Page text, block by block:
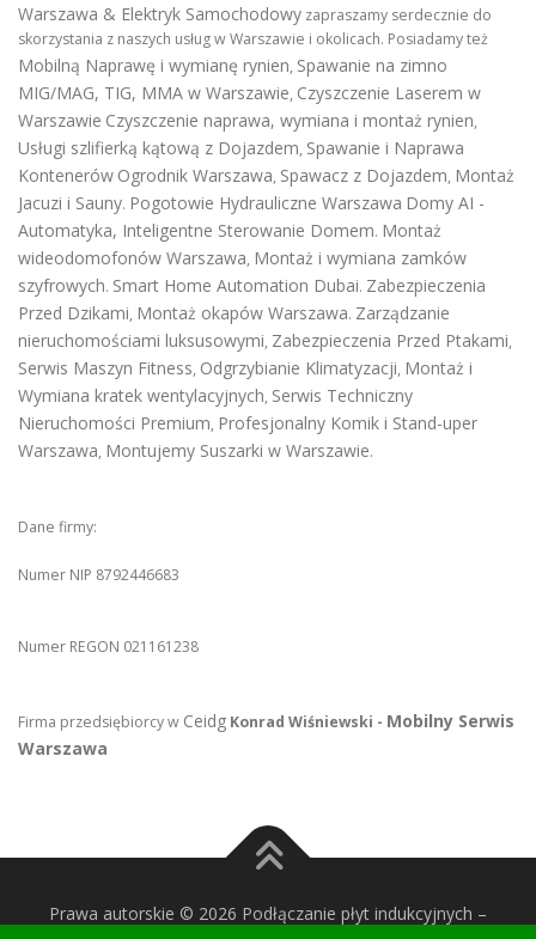
Warszawa & Elektryk Samochodowy zapraszamy serdecznie do
skorzystania z naszych usług w Warszawie i okolicach. Posiadamy też
Mobilną Naprawę i wymianę rynien, Spawanie na zimno
MIG/MAG, TIG, MMA w Warszawie, Czyszczenie Laserem w
Warszawie Czyszczenie naprawa, wymiana i montaż rynien,
Usługi szlifierką kątową z Dojazdem, Spawanie i Naprawa
Kontenerów Ogrodnik Warszawa, Spawacz z Dojazdem, Montaż
Jacuzi i Sauny. Pogotowie Hydrauliczne Warszawa Domy AI -
Automatyka, Inteligentne Sterowanie Domem. Montaż
wideodomofonów Warszawa, Montaż i wymiana zamków
szyfrowych. Smart Home Automation Dubai. Zabezpieczenia
Przed Dzikami, Montaż okapów Warszawa. Zarządzanie
nieruchomościami luksusowymi, Zabezpieczenia Przed Ptakami,
Serwis Maszyn Fitness, Odgrzybianie Klimatyzacji, Montaż i
Wymiana kratek wentylacyjnych, Serwis Techniczny
Nieruchomości Premium, Profesjonalny Komik i Stand-uper
Warszawa, Montujemy Suszarki w Warszawie.
Dane firmy:
Numer NIP 8792446683
Numer REGON 021161238
Firma przedsiębiorcy w Ceidg Konrad Wiśniewski - Mobilny Serwis
Warszawa
Prawa autorskie © 2026 Podłączanie płyt indukcyjnych –